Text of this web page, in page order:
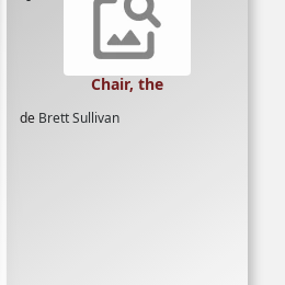
de Brett Sullivan
Chair, the